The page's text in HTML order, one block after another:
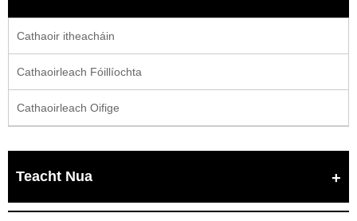
Cathaoir itheacháin
Cathaoirleach Fóillíochta
Cathaoirleach Oifige
Teacht Nua